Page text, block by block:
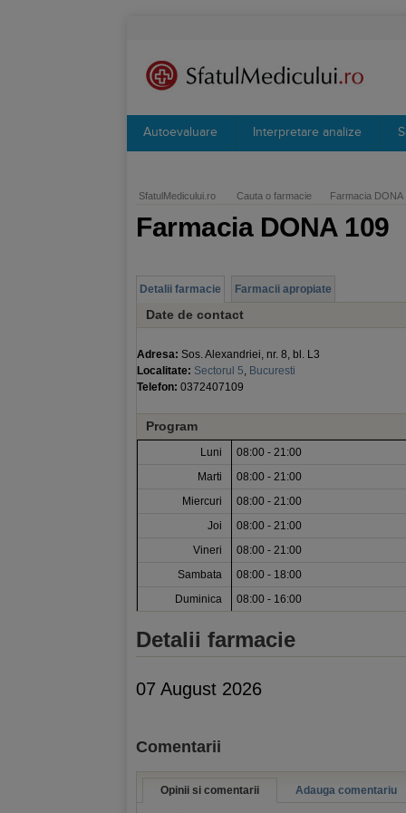
Autoevaluare Interpretare analize
SfatulMedicului.ro Cauta o farmacie Farmacia DONA
Farmacia DONA 109
Detalii farmacie Farmacii apropiate
Date de contact
Adresa: Sos. Alexandriei, nr. 8, bl. L3
Localitate: Sectorul 5, Bucuresti
Telefon: 0372407109
Program
Luni
08:00 - 21:00
Marti
08:00 - 21:00
Miercuri
08:00 - 21:00
Joi
08:00 - 21:00
Vineri
08:00 - 21:00
Sambata
08:00 - 18:00
Duminica
08:00 - 16:00
Detalii farmacie
07 August 2026
Comentarii
Opinii si comentarii Adauga comentariu